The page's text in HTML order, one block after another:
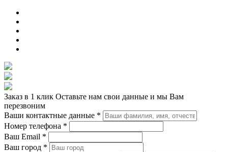
Заказ в 1 клик Оставьте нам свои данные и мы Вам
перезвоним
Ваши контактные данные *
Номер телефона *
Ваш Email *
Ваш город *